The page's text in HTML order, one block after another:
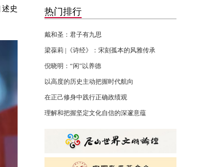
史
热门排行
戴和圣：君子有九思
梁葆莉 |《诗经》：宋刻孤本的风雅传承
倪晓明：“闲”以养德
以高度的历史主动把握时代航向
在正己修身中践行正确政绩观
理解和把握坚定文化自信的深邃意蕴